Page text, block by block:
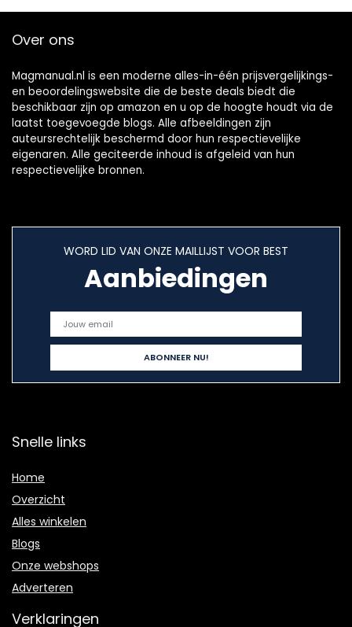
Over ons
Magmanual.nl is een moderne alles-in-één prijsvergelijkings-
en beoordelingswebsite die de beste deals biedt die
beschikbaar zijn op amazon en u op de hoogte houdt via de
laatst toegevoegde blogs. Alle afbeeldingen zijn
auteursrechtelijk beschermd door hun respectievelijke
eigenaren. Alle geciteerde inhoud is afgeleid van hun
respectievelijke bronnen.
WORD LID VAN ONZE MAILLIJST VOOR BEST
Aanbiedingen
Snelle links
Home
Overzicht
Alles winkelen
Blogs
Onze webshops
Adverteren
Verklaringen